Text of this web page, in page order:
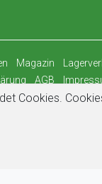
Magazin
AGB
UVM GmbH
Cookies.